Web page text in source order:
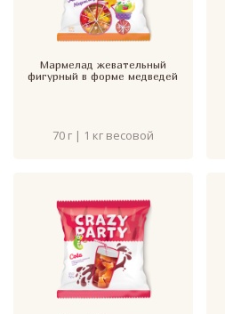
Мармелад жевательный
фигурный в форме медведей
70 г | 1 кг весовой